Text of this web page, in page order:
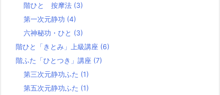
階ひと 按摩法 (3)
第一次元静功 (4)
六神秘功・ひと (3)
階ひと「きとみ」上級講座 (6)
階ふた「ひとつき」講座 (7)
第三次元静功ふた (1)
第五次元静功ふた (1)